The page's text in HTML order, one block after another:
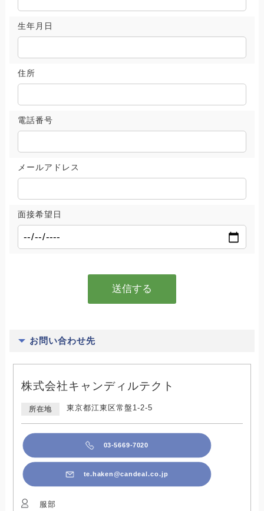
生年月日
住所
電話番号
メールアドレス
面接希望日
お問い合わせ先
株式会社キャンディルテクト
所在地 東京都江東区常盤1-2-5
03-5669-7020
te.haken@candeal.co.jp
服部